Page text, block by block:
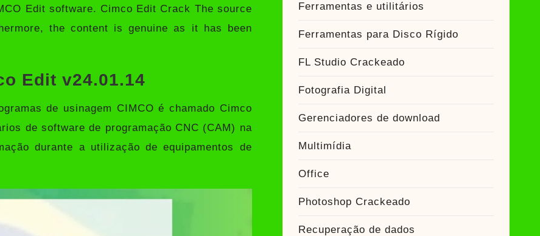
Edit software. Cimco Edit Crack The source
the content is genuine as it has been
Edit v24.01.14
de usinagem CIMCO é chamado Cimco
de software de programação CNC (CAM) na
durante a utilização de equipamentos de
Ferramentas e utilitários
Ferramentas para Disco Rígido
FL Studio Crackeado
Fotografia Digital
Gerenciadores de download
Multimídia
Office
Photoshop Crackeado
Recuperação de dados